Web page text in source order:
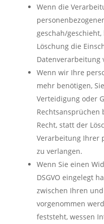
Wenn die
geschah/
Löschung die
Datenverarbeitung
Wenn wir Ihre
mehr benötigen,
Verteidigung oder
Rechtsansprüchen
Recht, statt der
Verarbeitung Ihrer
zu verlangen.
Wenn Sie einen
DSGVO eingelegt
zwischen Ihren
vorgenommen
feststeht, wessen